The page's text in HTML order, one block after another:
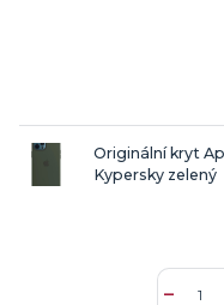
Originální kryt
Kypersky zelený